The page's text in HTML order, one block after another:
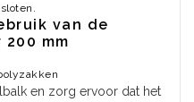
van de
mm
en zorg ervoor dat het